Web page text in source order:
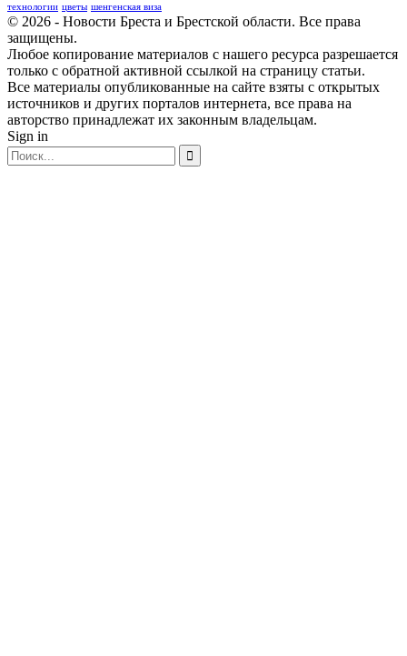
технологии цветы шенгенская виза
© 2026 - Новости Бреста и Брестской области. Все права
защищены.
Любое копирование материалов с нашего ресурса разрешается
только с обратной активной ссылкой на страницу статьи.
Все материалы опубликованные на сайте взяты с открытых
источников и других порталов интернета, все права на
авторство принадлежат их законным владельцам.
Sign in